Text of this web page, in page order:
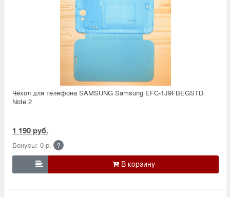
Чехол для телефона SAMSUNG Samsung EFC-1J9FBEGSTD
Note 2
1 190 руб.
Бонусы: 0 р. ?
